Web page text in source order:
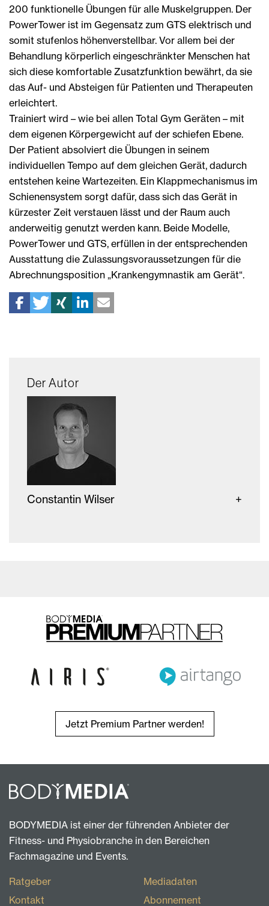
200 funktionelle Übungen für alle Muskelgruppen. Der
PowerTower ist im Gegensatz zum GTS elektrisch und
somit stufenlos höhenverstellbar. Vor allem bei der
Behandlung körperlich eingeschränkter Menschen hat
sich diese komfortable Zusatzfunktion bewährt, da sie
das Auf- und Absteigen für Patienten und Therapeuten
erleichtert.
Trainiert wird – wie bei allen Total Gym Geräten – mit
dem eigenen Körpergewicht auf der schiefen Ebene.
Der Patient absolviert die Übungen in seinem
individuellen Tempo auf dem gleichen Gerät, dadurch
entstehen keine Wartezeiten. Ein Klappmechanismus im
Schienensystem sorgt dafür, dass sich das Gerät in
kürzester Zeit verstauen lässt und der Raum auch
anderweitig genutzt werden kann. Beide Modelle,
PowerTower und GTS, erfüllen in der entsprechenden
Ausstattung die Zulassungsvoraussetzungen für die
Abrechnungsposition „Krankengymnastik am Gerät“.
Der Autor
Constantin Wilser
Jetzt Premium Partner werden!
BODYMEDIA ist einer der führenden Anbieter der
Fitness- und Physiobranche in den Bereichen
Fachmagazine und Events.
Ratgeber
Kontakt
Mediadaten
Abonnement